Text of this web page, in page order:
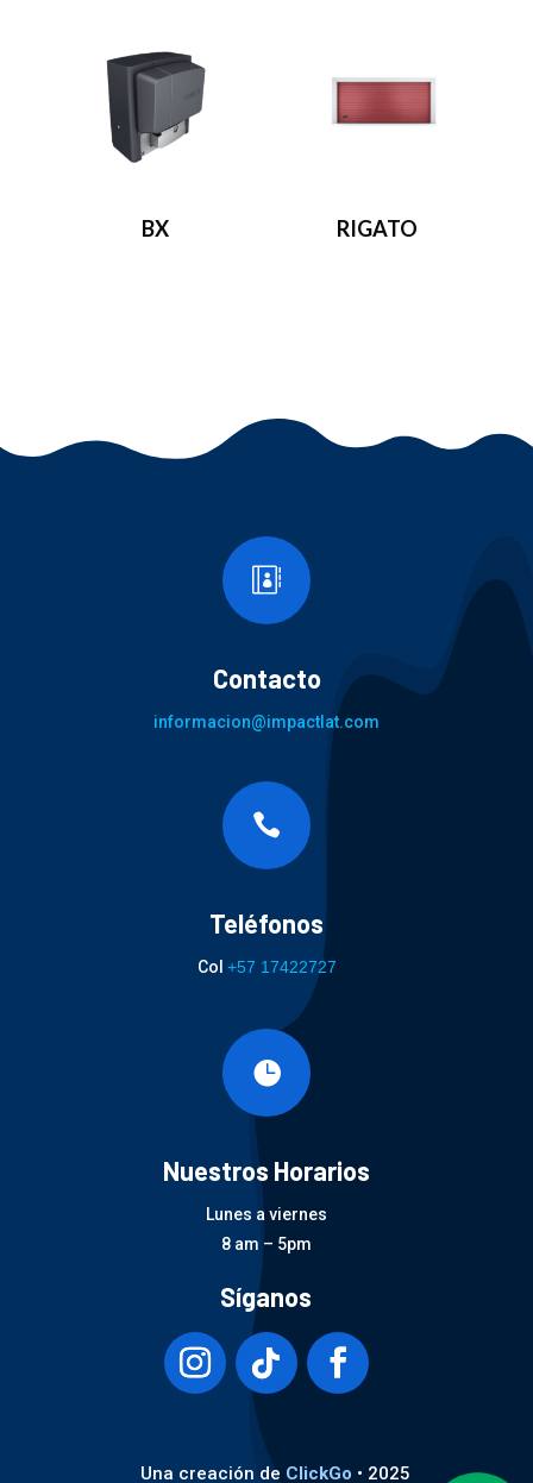
BX RIGATO

Contacto
informacion@impactlat.com

Teléfonos
Col +57 17422727

Nuestros Horarios
Lunes a viernes
8 am – 5pm
Síganos
Una creación de ClickGo • 2025